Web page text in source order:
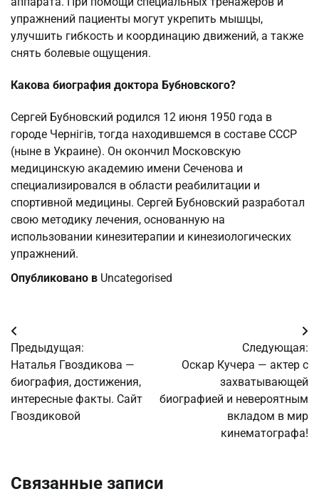
упражнений пациенты могут укрепить мышцы,
улучшить гибкость и координацию движений, а также
снять болевые ощущения.
Какова биография доктора Бубновского?
Сергей Бубновский родился 12 июня 1950 года в
городе Чернігів, тогда находившемся в составе СССР
(ныне в Украине). Он окончил Московскую
медицинскую академию имени Сеченова и
специализировался в области реабилитации и
спортивной медицины. Сергей Бубновский разработал
свою методику лечения, основанную на
использовании кинезитерапии и кинезиологических
упражнений.
Опубликовано в Uncategorised
Навигация
по
записям
Предыдущая:
Наталья Гвоздикова —
биография, достижения,
интересные факты. Сайт
Гвоздиковой
Следующая:
Оскар Кучера — актер с
захватывающей
биографией и невероятным
вкладом в мир
кинематографа!
Связанные записи